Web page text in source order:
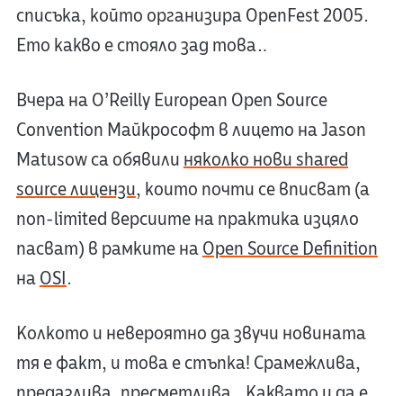
списъка, който организира OpenFest 2005.
Ето какво е стояло зад това…
Вчера на O’Reilly European Open Source
Convention Майкрософт в лицето на Jason
Matusow са обявили няколко нови shared
source лицензи, които почти се вписват (а
non-limited версиите на практика изцяло
пасват) в рамките наOpen Source Definition
наOSI.
Колкото и невероятно да звучи новината
тя е факт, и това е стъпка! Срамежлива,